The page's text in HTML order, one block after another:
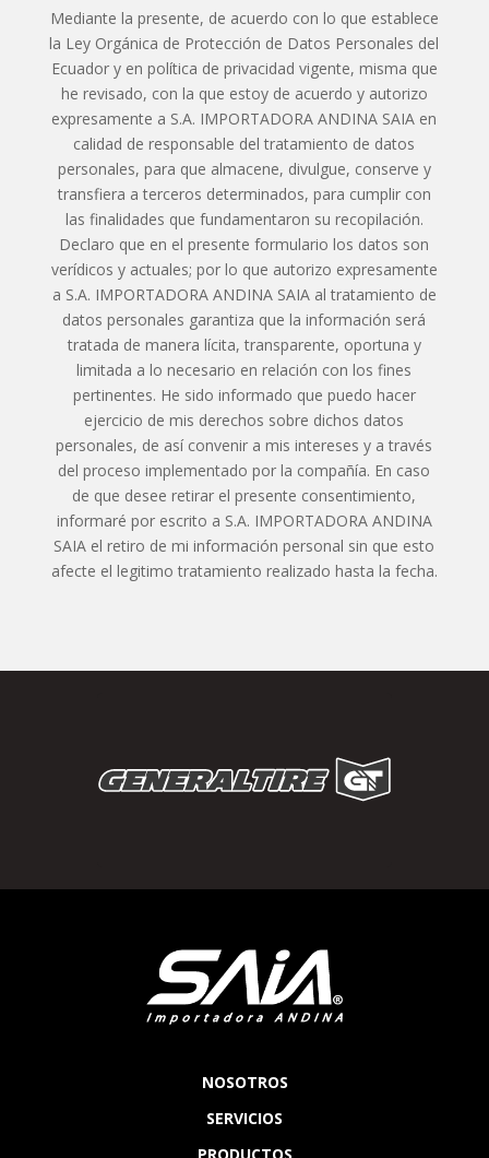
Mediante la presente, de acuerdo con lo que establece
la Ley Orgánica de Protección de Datos Personales del
Ecuador y en política de privacidad vigente, misma que
he revisado, con la que estoy de acuerdo y autorizo
expresamente a S.A. IMPORTADORA ANDINA SAIA en
calidad de responsable del tratamiento de datos
personales, para que almacene, divulgue, conserve y
transfiera a terceros determinados, para cumplir con
las finalidades que fundamentaron su recopilación.
Declaro que en el presente formulario los datos son
verídicos y actuales; por lo que autorizo expresamente
a S.A. IMPORTADORA ANDINA SAIA al tratamiento de
datos personales garantiza que la información será
tratada de manera lícita, transparente, oportuna y
limitada a lo necesario en relación con los fines
pertinentes. He sido informado que puedo hacer
ejercicio de mis derechos sobre dichos datos
personales, de así convenir a mis intereses y a través
del proceso implementado por la compañía. En caso
de que desee retirar el presente consentimiento,
informaré por escrito a S.A. IMPORTADORA ANDINA
SAIA el retiro de mi información personal sin que esto
afecte el legitimo tratamiento realizado hasta la fecha.
NOSOTROS
SERVICIOS
PRODUCTOS